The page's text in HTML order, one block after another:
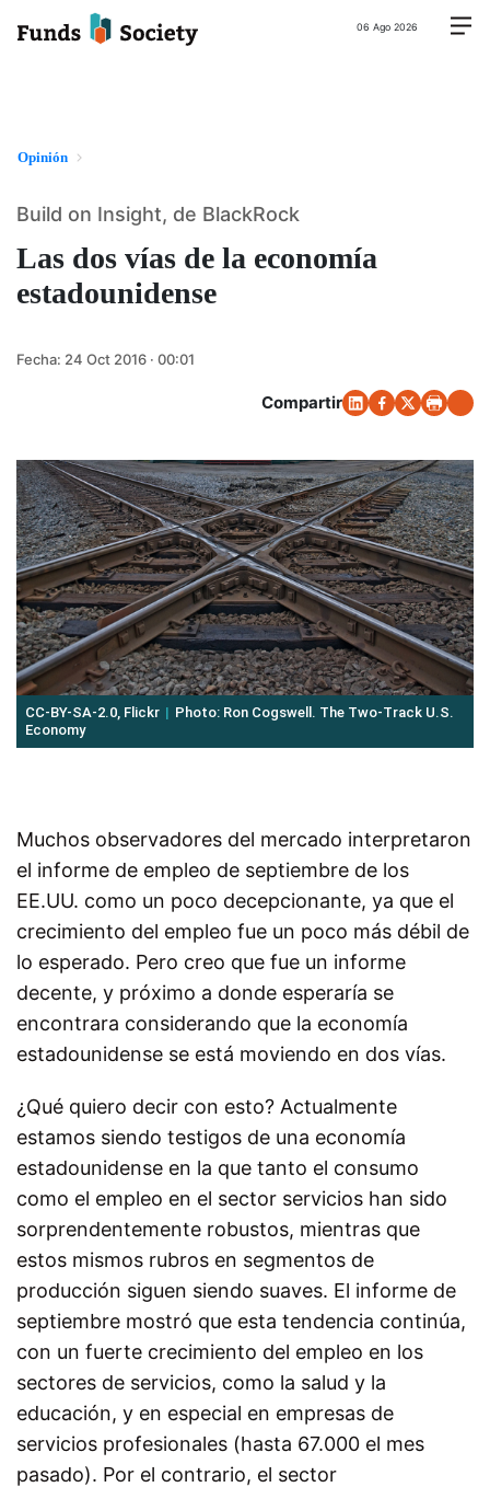
06 Ago 2026
Opinión
Las dos vías de la economía
estadounidense
Build on Insight, de BlackRock
Fecha: 24 Oct 2016 · 00:01
Compartir
CC-BY-SA-2.0, Flickr
Photo: Ron Cogswell. The Two-Track U.S.
Economy
Muchos observadores del mercado interpretaron
el informe de empleo de septiembre de los
EE.UU. como un poco decepcionante, ya que el
crecimiento del empleo fue un poco más débil de
lo esperado. Pero creo que fue un informe
decente, y próximo a donde esperaría se
encontrara considerando que la economía
estadounidense se está moviendo en dos vías.
¿Qué quiero decir con esto? Actualmente
estamos siendo testigos de una economía
estadounidense en la que tanto el consumo
como el empleo en el sector servicios han sido
sorprendentemente robustos, mientras que
estos mismos rubros en segmentos de
producción siguen siendo suaves. El informe de
septiembre mostró que esta tendencia continúa,
con un fuerte crecimiento del empleo en los
sectores de servicios, como la salud y la
educación, y en especial en empresas de
servicios profesionales (hasta 67.000 el mes
pasado). Por el contrario, el sector